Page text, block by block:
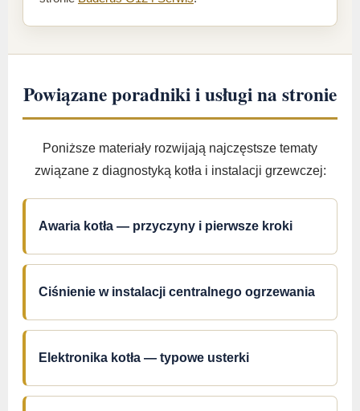
Powiązane poradniki i usługi na stronie
Poniższe materiały rozwijają najczęstsze tematy
związane z diagnostyką kotła i instalacji grzewczej:
Awaria kotła — przyczyny i pierwsze kroki
Ciśnienie w instalacji centralnego ogrzewania
Elektronika kotła — typowe usterki